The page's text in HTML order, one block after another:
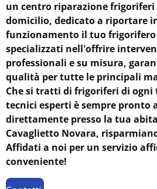
un centro riparazione
domicilio, dedicato a riportare
funzionamento il tuo
specializzati nell'offrire
professionali e su misura,
qualità per tutte le principali
Che si tratti di frigoriferi di
tecnici esperti è sempre pronto
direttamente presso la tua
Cavaglietto Novara,
Affidati a noi per un servizio
conveniente!